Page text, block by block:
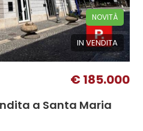
IN VENDITA
NOVITÀ
€ 185.000
a Santa Maria